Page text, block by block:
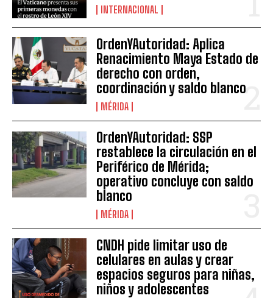
INTERNACIONAL
OrdenYAutoridad: Aplica
Renacimiento Maya Estado de
derecho con orden,
coordinación y saldo blanco
MÉRIDA
OrdenYAutoridad: SSP
restablece la circulación en el
Periférico de Mérida;
operativo concluye con saldo
blanco
MÉRIDA
CNDH pide limitar uso de
celulares en aulas y crear
espacios seguros para niñas,
niños y adolescentes